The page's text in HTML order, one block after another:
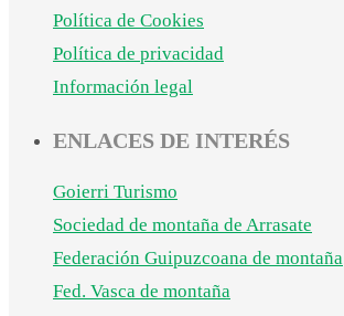
Política de Cookies
Política de privacidad
Información legal
ENLACES DE INTERÉS
Goierri Turismo
Sociedad de montaña de Arrasate
Federación Guipuzcoana de montaña
Fed. Vasca de montaña